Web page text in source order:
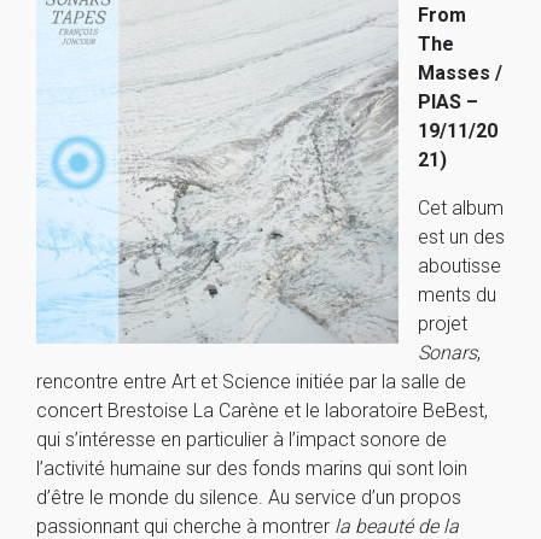
From
The
Masses /
PIAS –
19/11/20
21)
Cet album
est un des
aboutisse
ments du
projet
Sonars,
rencontre entre Art et Science initiée par la salle de
concert Brestoise La Carène et le laboratoire BeBest,
qui s’intéresse en particulier à l’impact sonore de
l’activité humaine sur des fonds marins qui sont loin
d’être le monde du silence. Au service d’un propos
passionnant qui cherche à montrer la beauté de la